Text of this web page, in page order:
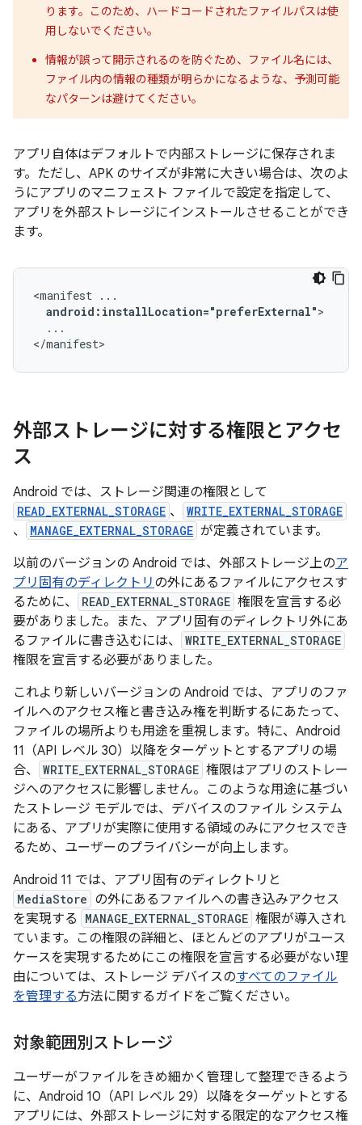
ります。このため、ハードコードされたファイルパスは使
用しないでください。
情報が誤って開示されるのを防ぐため、ファイル名には、
ファイル内の情報の種類が明らかになるような、予測可能
なパターンは避けてください。
アプリ自体はデフォルトで内部ストレージに保存されま
す。ただし、APK のサイズが非常に大きい場合は、次のよ
うにアプリのマニフェスト ファイルで設定を指定して、
アプリを外部ストレージにインストールさせることができ
ます。
<manifest
android:installLocation="preferExternal"
...
</manifest>
外部ストレージに対する権限とアクセ
ス
Android では、ストレージ関連の権限として
READ_EXTERNAL_STORAGE 、 WRITE_EXTERNAL_STORAGE
、 MANAGE_EXTERNAL_STORAGE が定義されています。
以前のバージョンの Android では、外部ストレージ上のア
プリ固有のディレクトリ の外にあるファイルにアクセスす
るために、
READ_EXTERNAL_STORAGE 権限を宣言する必
要がありました。また、アプリ固有のディレクトリ外にあ
るファイルに書き込むには、
WRITE_EXTERNAL_STORAGE
権限を宣言する必要がありました。
これより新しいバージョンの Android では、アプリのファ
イルへのアクセス権と書き込み権を判断するにあたって、
ファイルの場所よりも用途を重視します。特に、Android
11（API レベル 30）以降をターゲットとするアプリの場
合、
WRITE_EXTERNAL_STORAGE 権限はアプリのストレー
ジへのアクセスに影響しません。このような用途に基づい
たストレージ モデルでは、デバイスのファイル システム
にある、アプリが実際に使用する領域のみにアクセスでき
るため、ユーザーのプライバシーが向上します。
Android 11 では、アプリ固有のディレクトリと
MediaStore の外にあるファイルへの書き込みアクセス
を実現する
MANAGE_EXTERNAL_STORAGE 権限が導入され
ています。この権限の詳細と、ほとんどのアプリがユース
ケースを実現するためにこの権限を宣言する必要がない理
由については、ストレージ デバイスのすべてのファイル
を管理する方法に関するガイドをご覧ください。
対象範囲別ストレージ
ユーザーがファイルをきめ細かく管理して整理できるよう
に、Android 10（API レベル 29）以降をターゲットとする
アプリには、外部ストレージに対する限定的なアクセス権